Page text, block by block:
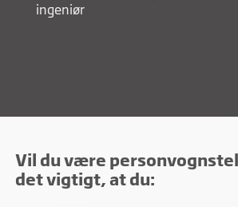
ingeniør
Vil du være
det vigtigt, at du: